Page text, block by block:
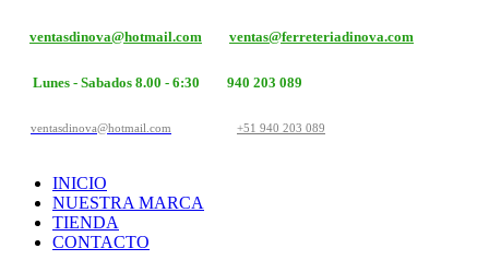
ventasdinova@hotmail.com ventas@ferreteriadinova.com
Lunes - Sabados 8.00 - 6:30 940 203 089
ventasdinova@hotmail.com +51 940 203 089
INICIO
NUESTRA MARCA
TIENDA
CONTACTO